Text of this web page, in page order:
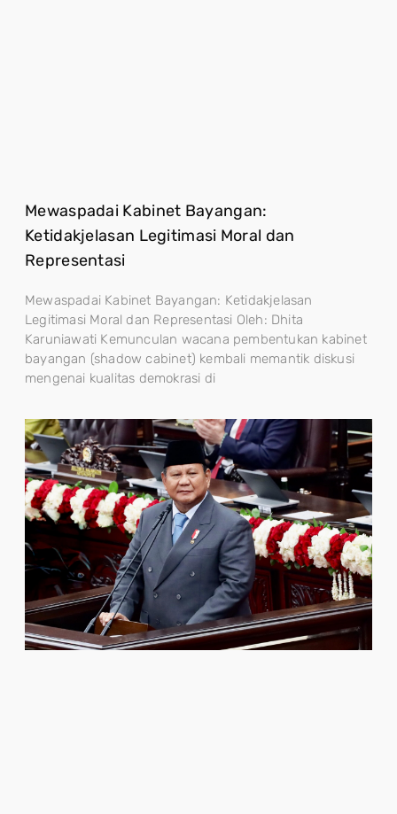
Mewaspadai Kabinet Bayangan:
Ketidakjelasan Legitimasi Moral dan
Representasi
Mewaspadai Kabinet Bayangan: Ketidakjelasan
Legitimasi Moral dan Representasi Oleh: Dhita
Karuniawati Kemunculan wacana pembentukan kabinet
bayangan (shadow cabinet) kembali memantik diskusi
mengenai kualitas demokrasi di